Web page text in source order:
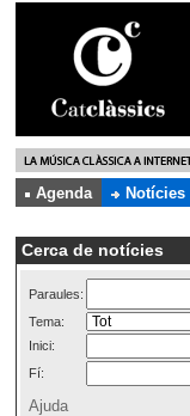
Agenda
Notícies
Cerca de notícies
Paraules:
Tema:
Inici:
Fí:
Ajuda